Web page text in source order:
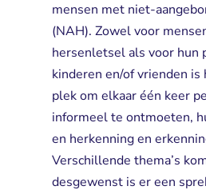
mensen met niet-
(NAH). Zowel voor
hersenletsel als voor hun
kinderen en/of vrienden is
plek om elkaar één keer
informeel te ontmoeten,
en herkenning en
Verschillende thema’s
desgewenst is er een